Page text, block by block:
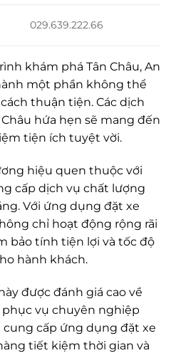
029.639.222.66
khám phá Tân Châu, An
một phần không thể
thuận tiện. Các dịch
hứa hẹn sẽ mang đến
tiện ích tuyệt vời.
hiệu quen thuộc với
cấp dịch vụ chất lượng
Với ứng dụng đặt xe
chỉ hoạt động rộng rãi
bảo tính tiện lợi và tốc độ
hành khách.
được đánh giá cao về
vụ chuyên nghiệp
cung cấp ứng dụng đặt xe
tiết kiệm thời gian và